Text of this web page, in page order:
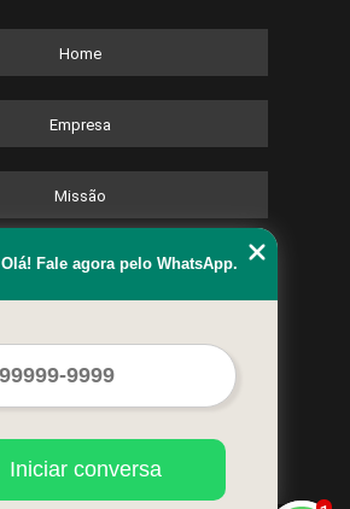
Home
Empresa
Missão
Serviços
Mapa do site
Olá! Fale agora pelo WhatsApp.
Iniciar conversa